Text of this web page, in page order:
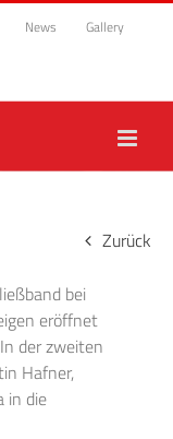
News Gallery
Zurück
bei
eröffnet
der zweiten
Hafner,
in die